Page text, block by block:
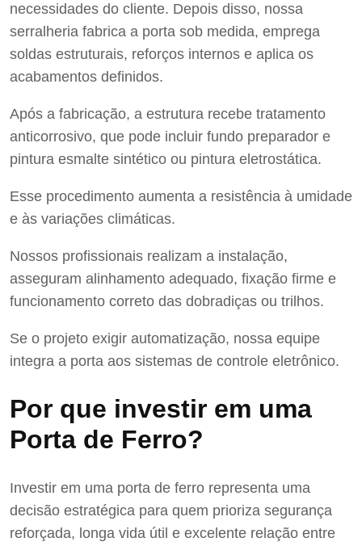
necessidades do cliente. Depois disso, nossa
serralheria fabrica a porta sob medida, emprega
soldas estruturais, reforços internos e aplica os
acabamentos definidos.
Após a fabricação, a estrutura recebe tratamento
anticorrosivo, que pode incluir fundo preparador e
pintura esmalte sintético ou pintura eletrostática.
Esse procedimento aumenta a resistência à umidade
e às variações climáticas.
Nossos profissionais realizam a instalação,
asseguram alinhamento adequado, fixação firme e
funcionamento correto das dobradiças ou trilhos.
Se o projeto exigir automatização, nossa equipe
integra a porta aos sistemas de controle eletrônico.
Por que investir em uma
Porta de Ferro?
Investir em uma porta de ferro representa uma
decisão estratégica para quem prioriza segurança
reforçada, longa vida útil e excelente relação entre